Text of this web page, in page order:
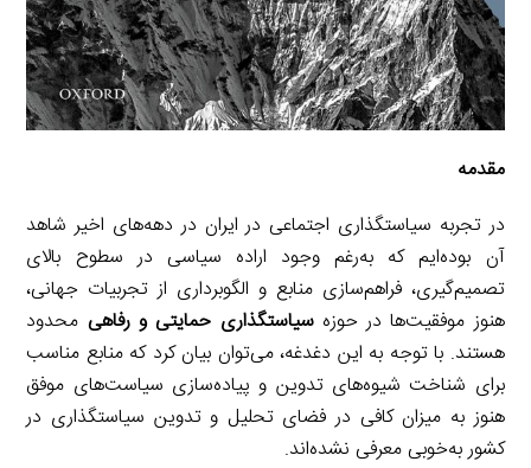
مقدمه
در تجربه سیاستگذاری اجتماعی در ایران در دهه‌های اخیر شاهد
آن بوده‌ایم که به‌رغم وجود اراده سیاسی در سطوح بالای
تصمیم‌گیری، فراهم‌سازی منابع و الگوبرداری از تجربیات جهانی،
هنوز موفقیت‌ها در حوزهسیاستگذاری حمایتی و رفاهی محدود
هستند. با توجه به این دغدغه، می‌توان بیان کرد که منابع مناسب
برای شناخت شیوه‌های تدوین و پیاده‌سازی سیاست‌های موفق
هنوز به میزان کافی در فضای تحلیل و تدوین سیاستگذاری در
کشور به‌خوبی معرفی نشده‌اند.